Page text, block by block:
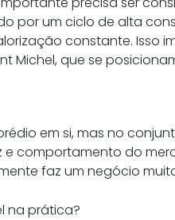
por um ciclo de alta
constante. Isso
Michel, que se
em si, mas no
e comportamento do
faz um negócio
na prática?